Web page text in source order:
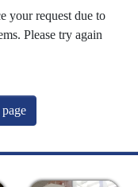
your request due to
Please try again